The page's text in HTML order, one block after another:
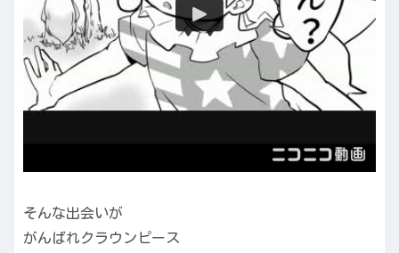
そんな出会いが
がんばれクラウンピース